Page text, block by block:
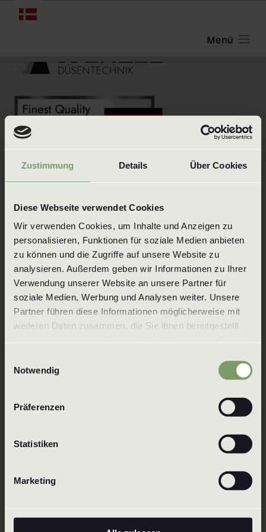
Zustimmung Details Über Cookies
Diese Webseite verwendet Cookies
Wir verwenden Cookies, um Inhalte und Anzeigen zu
personalisieren, Funktionen für soziale Medien anbieten
zu können und die Zugriffe auf unsere Website zu
analysieren. Außerdem geben wir Informationen zu Ihrer
Verwendung unserer Website an unsere Partner für
soziale Medien, Werbung und Analysen weiter. Unsere
Partner führen diese Informationen möglicherweise mit
weiteren Daten zusammen, die Sie ihnen bereitgestellt
unsere Datenschutzerklärung
Notwendig
Präferenzen
Statistiken
Marketing
DANSK
Wenzel Düsentechnik er en schwäbisk
familievirksomhed med over 25 års erfaring
inden for dyseteknologi.
Tlf.:+49 7125 3559
E-Mail:info@wenzel-duesen.de
Wenzel GmbH & Co. KG
Baachstraße 1
Tyskland